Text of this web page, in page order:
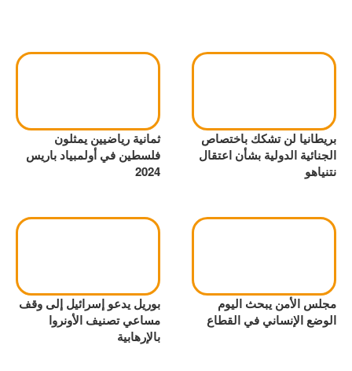
بريطانيا لن تشكك باختصاص
الجنائية الدولية بشأن اعتقال
نتنياهو
ثمانية رياضيين يمثلون
فلسطين في أولمبياد باريس
2024
مجلس الأمن يبحث اليوم
الوضع الإنساني في القطاع
بوريل يدعو إسرائيل إلى وقف
مساعي تصنيف الأونروا
بالإرهابية